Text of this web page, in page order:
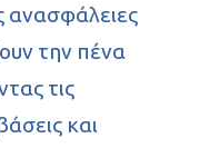
ανασφάλειες
την πένα
τις
και